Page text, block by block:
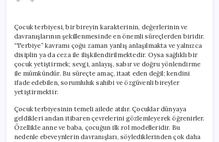
Çocuk terbiyesi, bir bireyin karakterinin, değerlerinin ve
davranışlarının şekillenmesinde en önemli süreçlerden biridir.
“Terbiye” kavramı çoğu zaman yanlış anlaşılmakta ve yalnızca
disiplin ya da ceza ile ilişkilendirilmektedir. Oysa sağlıklı bir
çocuk yetiştirmek; sevgi, anlayış, sabır ve doğru yönlendirme
ile mümkündür. Bu süreçte amaç, itaat eden değil; kendini
ifade edebilen, sorumluluk sahibi ve özgüvenli bireyler
yetiştirmektir.
Çocuk terbiyesinin temeli ailede atılır. Çocuklar dünyaya
geldikleri andan itibaren çevrelerini gözlemleyerek öğrenirler.
Özellikle anne ve baba, çocuğun ilk rol modelleridir. Bu
nedenle ebeveynlerin davranışları, söylediklerinden çok daha